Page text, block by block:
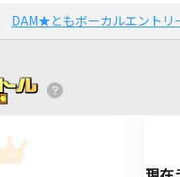
DAM★ともボーカルエントリ
1